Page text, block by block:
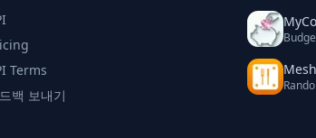
Terms
백 보내기